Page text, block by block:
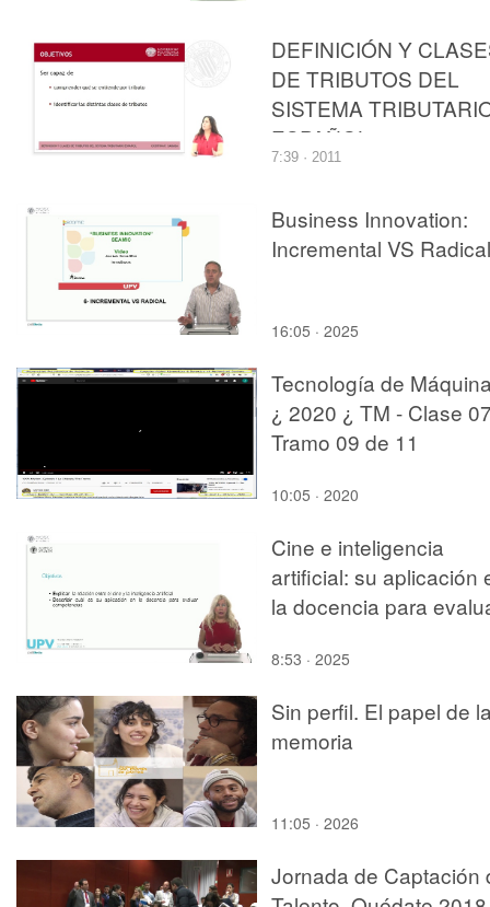
DEFINICIÓN Y
DE TRIBUTOS DEL
SISTEMA
ESPAÑOL
7:39 · 2011
Business Innovation:
Incremental VS Radical
16:05 · 2025
Tecnología de
¿ 2020 ¿ TM - Clase
Tramo 09 de 11
10:05 · 2020
Cine e inteligencia
artificial: su aplicación
la docencia para
8:53 · 2025
Sin perfil. El papel de
memoria
11:05 · 2026
Jornada de Captación